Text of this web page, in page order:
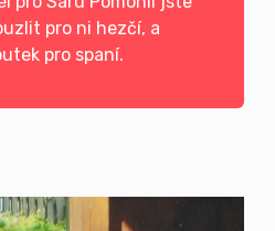
pro ni hezčí, a
pro spaní.